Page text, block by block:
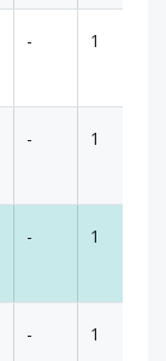
- 1
- 1
- 1
- 1